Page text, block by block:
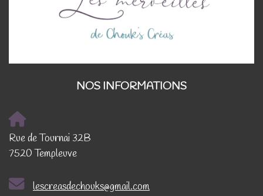
NOS INFORMATIONS
Rue de Tournai 32B
7520 Templeuve
lescreasdechouks@gmail.com